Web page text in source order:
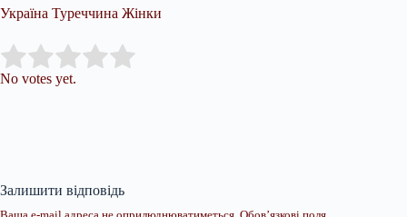
Україна Туреччина Жінки
Rate this item:
No votes yet.
Залишити відповідь